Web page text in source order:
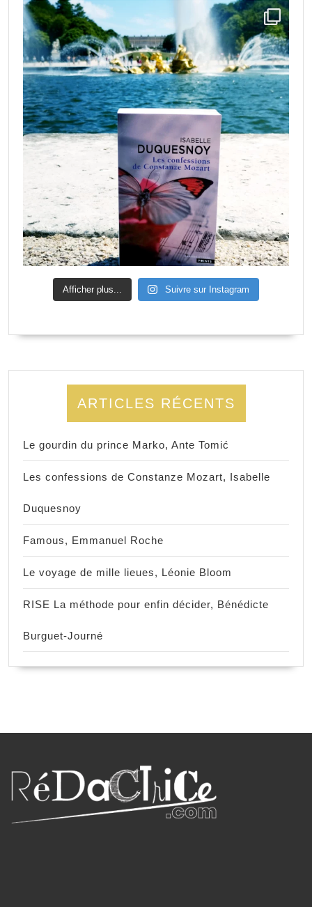
Afficher plus... Suivre sur Instagram
ARTICLES RÉCENTS
Le gourdin du prince Marko, Ante Tomić
Les confessions de Constanze Mozart, Isabelle
Duquesnoy
Famous, Emmanuel Roche
Le voyage de mille lieues, Léonie Bloom
RISE La méthode pour enfin décider, Bénédicte
Burguet-Journé